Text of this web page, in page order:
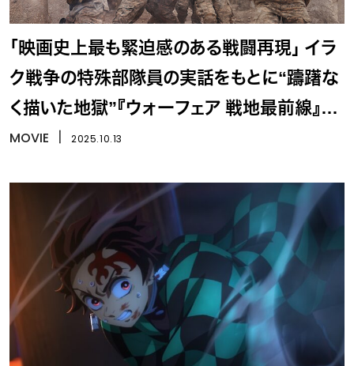
「映画史上最も緊迫感のある戦闘再現」 イラ
ク戦争の特殊部隊員の実話をもとに“躊躇な
く描いた地獄”『ウォーフェア 戦地最前線』特
報映像
MOVIE 2025.10.13